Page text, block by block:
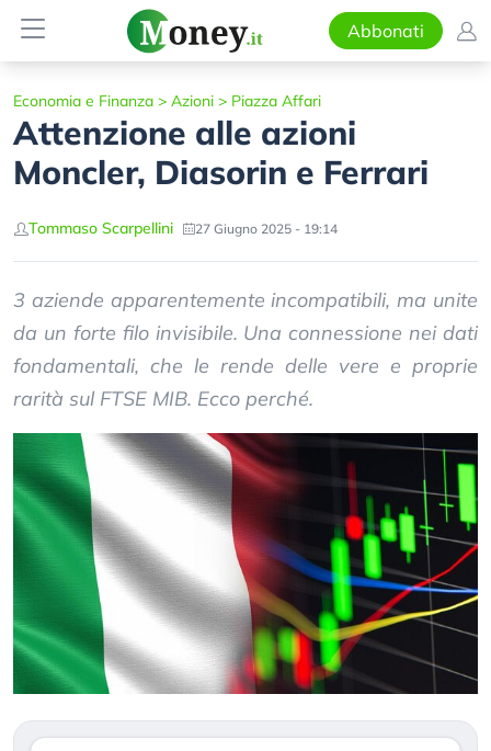
Abbonati
Economia e Finanza > Azioni > Piazza Affari
Attenzione alle azioni
Moncler, Diasorin e Ferrari
Tommaso Scarpellini 27 Giugno 2025 - 19:14
3 aziende apparentemente incompatibili, ma unite
da un forte filo invisibile. Una connessione nei dati
fondamentali, che le rende delle vere e proprie
rarità sul FTSE MIB. Ecco perché.